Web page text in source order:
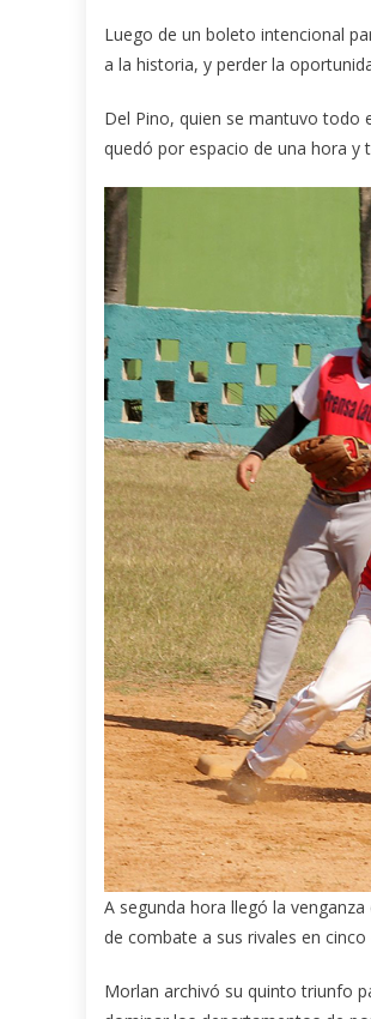
Luego de un boleto intencional
a la historia, y perder la
Del Pino, quien se mantuvo todo
quedó por espacio de una hora
A segunda hora llegó la
de combate a sus rivales en
Morlan archivó su quinto triunfo